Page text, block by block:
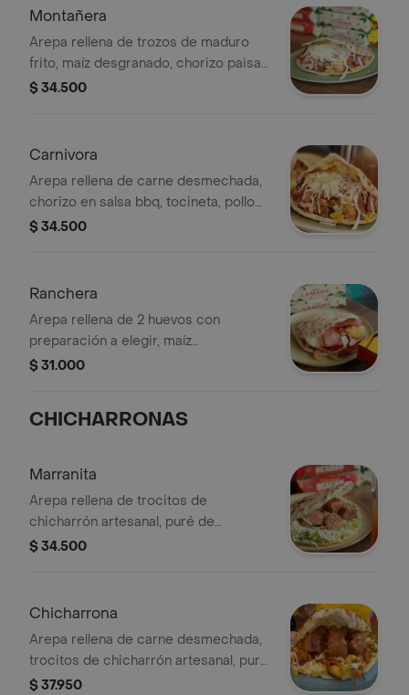
Montañera
Arepa rellena de trozos de maduro
frito, maíz desgranado, chorizo paisa
en salsa bbq, carne desmechada en
$ 34.500
Carnivora
Arepa rellena de carne desmechada,
chorizo en salsa bbq, tocineta, pollo
desmechado y queso costeño.
$ 34.500
Ranchera
Arepa rellena de 2 huevos con
preparación a elegir, maíz
desgranado, salchicha ranchera y
$ 31.000
CHICHARRONAS
Marranita
Arepa rellena de trocitos de
chicharrón artesanal, puré de
aguacate y queso costeño.
$ 34.500
Chicharrona
Arepa rellena de carne desmechada,
trocitos de chicharrón artesanal, puré
de aguacate y queso costeño.
$ 37.950